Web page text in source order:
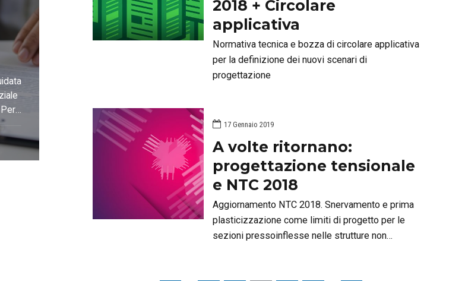
di
2018 + Circolare
applicativa
Normativa tecnica e bozza di circolare applicativa
per la definizione dei nuovi scenari di
progettazione
17 Gennaio 2019
A volte ritornano:
progettazione tensionale
e NTC 2018
Aggiornamento NTC 2018. Snervamento e prima
plasticizzazione come limiti di progetto per le
sezioni pressoinflesse nelle strutture non